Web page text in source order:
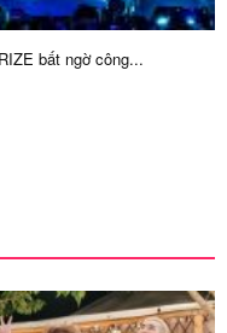
bất ngờ công...